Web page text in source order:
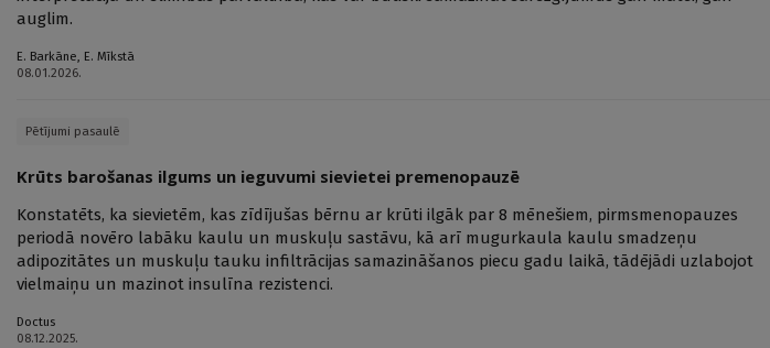
auglim.
E. Barkāne E. Mīkstā
08.01.2026.
Pētījumi pasaulē
Krūts barošanas ilgums un ieguvumi sievietei premenopauzē
Konstatēts, ka sievietēm, kas zīdījušas bērnu ar krūti ilgāk par 8 mēnešiem, pirmsmenopauzes
periodā novēro labāku kaulu un muskuļu sastāvu, kā arī mugurkaula kaulu smadzeņu
adipozitātes un muskuļu tauku infiltrācijas samazināšanos piecu gadu laikā, tādējādi uzlabojot
vielmaiņu un mazinot insulīna rezistenci.
Doctus
08.12.2025.